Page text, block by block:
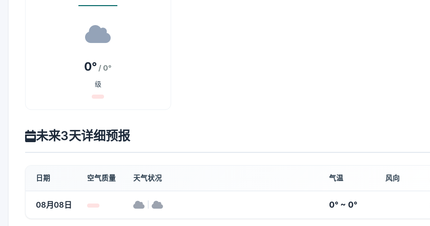
0° / 0°
级
未来3天详细预报
日期 空气质量 天气状况 气温 风向
08月08日 0° ~ 0°